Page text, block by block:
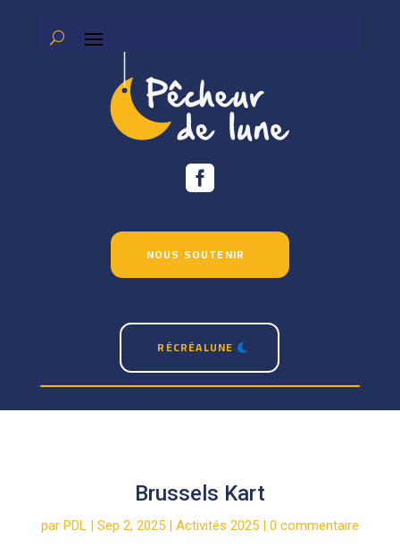

NOUS SOUTENIR
RÉCRÉALUNE
Brussels Kart
par PDL| Sep 2, 2025| Activités 2025| 0 commentaire